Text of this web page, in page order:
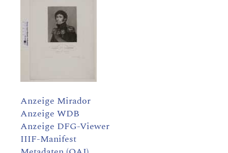
Anzeige Mirador
Anzeige WDB
Anzeige DFG-Viewer
IIIF-Manifest